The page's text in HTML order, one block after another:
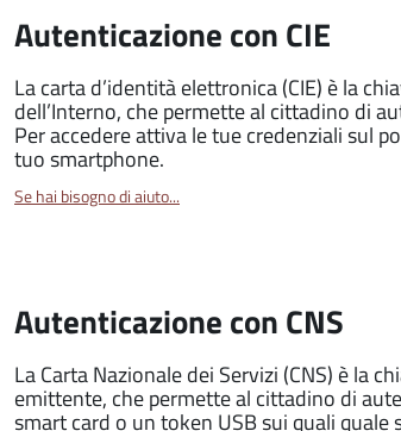
Autenticazione con CIE
La carta d’identità elettronica (CIE) è la
dell’Interno, che permette al cittadino di
Per accedere attiva le tue credenziali sul
tuo smartphone.
Se hai bisogno di aiuto...
Autenticazione con CNS
La Carta Nazionale dei Servizi (CNS) è la
emittente, che permette al cittadino di
smart card o un token USB sui quali